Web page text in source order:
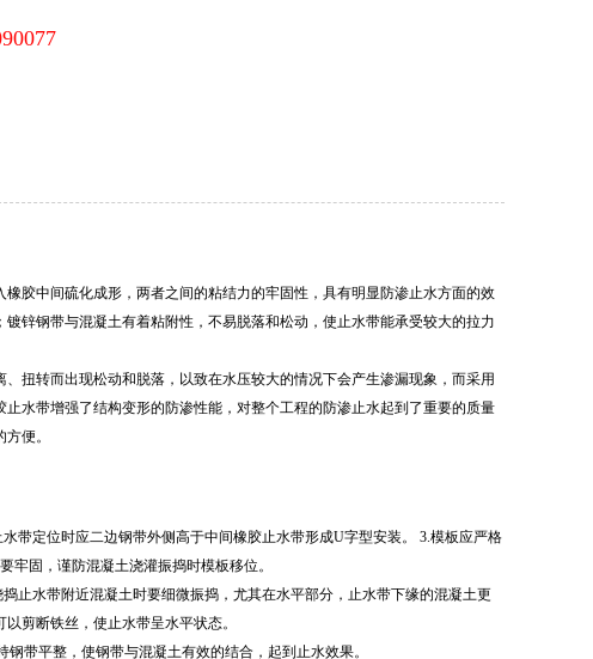
胶中间硫化成形，两者之间的粘结力的牢固性，具有明显防渗止水方面的效
锌钢带与混凝土有着粘附性，不易脱落和松动，使止水带能承受较大的拉力
转而出现松动和脱落，以致在水压较大的情况下会产生渗漏现象，而采用
水带增强了结构变形的防渗性能，对整个工程的防渗止水起到了重要的质量
便。
带定位时应二边钢带外侧高于中间橡胶止水带形成U字型安装。 3.模板应严格
固，谨防混凝土浇灌振捣时模板移位。
止水带附近混凝土时要细微振捣，尤其在水平部分，止水带下缘的混凝土更
剪断铁丝，使止水带呈水平状态。
带平整，使钢带与混凝土有效的结合，起到止水效果。